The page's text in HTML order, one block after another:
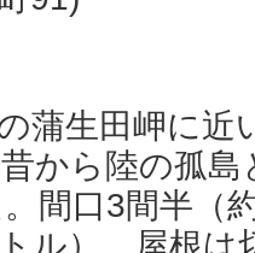
蒲生田岬に近
から陸の孤
間口3間半（
ル）、屋根